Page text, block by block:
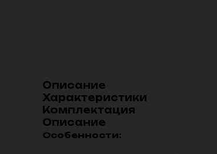
Описание
Характеристики
Комплектация
Описание
Особенности: